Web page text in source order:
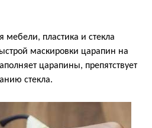
пластика и стекла
маскировки царапин на
царапины, препятствует
стекла.